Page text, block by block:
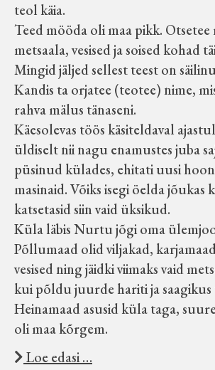
teol käia.
Teed mööda oli maa pikk. Otsetee
metsaala, vesised ja soised kohad
Mingid jäljed sellest teest on
Kandis ta orjatee (teotee) nime,
rahva mälus tänaseni.
Käesolevas töös käsiteldaval
üldiselt nii nagu enamustes juba
püsinud külades, ehitati uusi
masinaid. Võiks isegi öelda jõukas
katsetasid siin vaid üksikud.
Küla läbis Nurtu jõgi oma
Põllumaad olid viljakad,
vesised ning jäidki viimaks vaid
kui põldu juurde hariti ja saagikus
Heinamaad asusid küla taga,
oli maa kõrgem.
Loe edasi …